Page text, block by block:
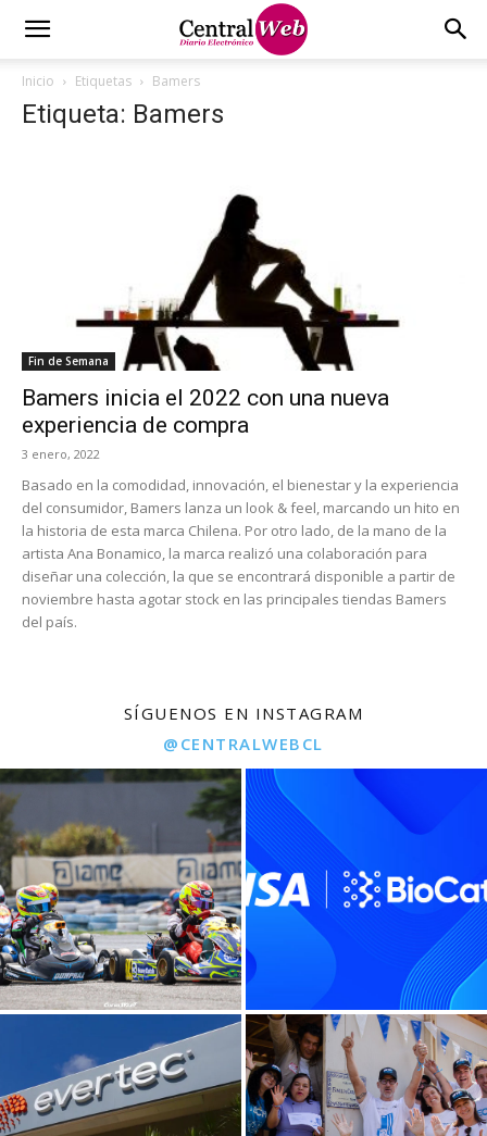
Inicio Etiquetas Bamers
Etiqueta: Bamers
Fin de Semana
Bamers inicia el 2022 con una nueva
experiencia de compra
3 enero, 2022
Basado en la comodidad, innovación, el bienestar y la experiencia
del consumidor, Bamers lanza un look & feel, marcando un hito en
la historia de esta marca Chilena. Por otro lado, de la mano de la
artista Ana Bonamico, la marca realizó una colaboración para
diseñar una colección, la que se encontrará disponible a partir de
noviembre hasta agotar stock en las principales tiendas Bamers
del país.
SÍGUENOS EN INSTAGRAM
@CENTRALWEBCL